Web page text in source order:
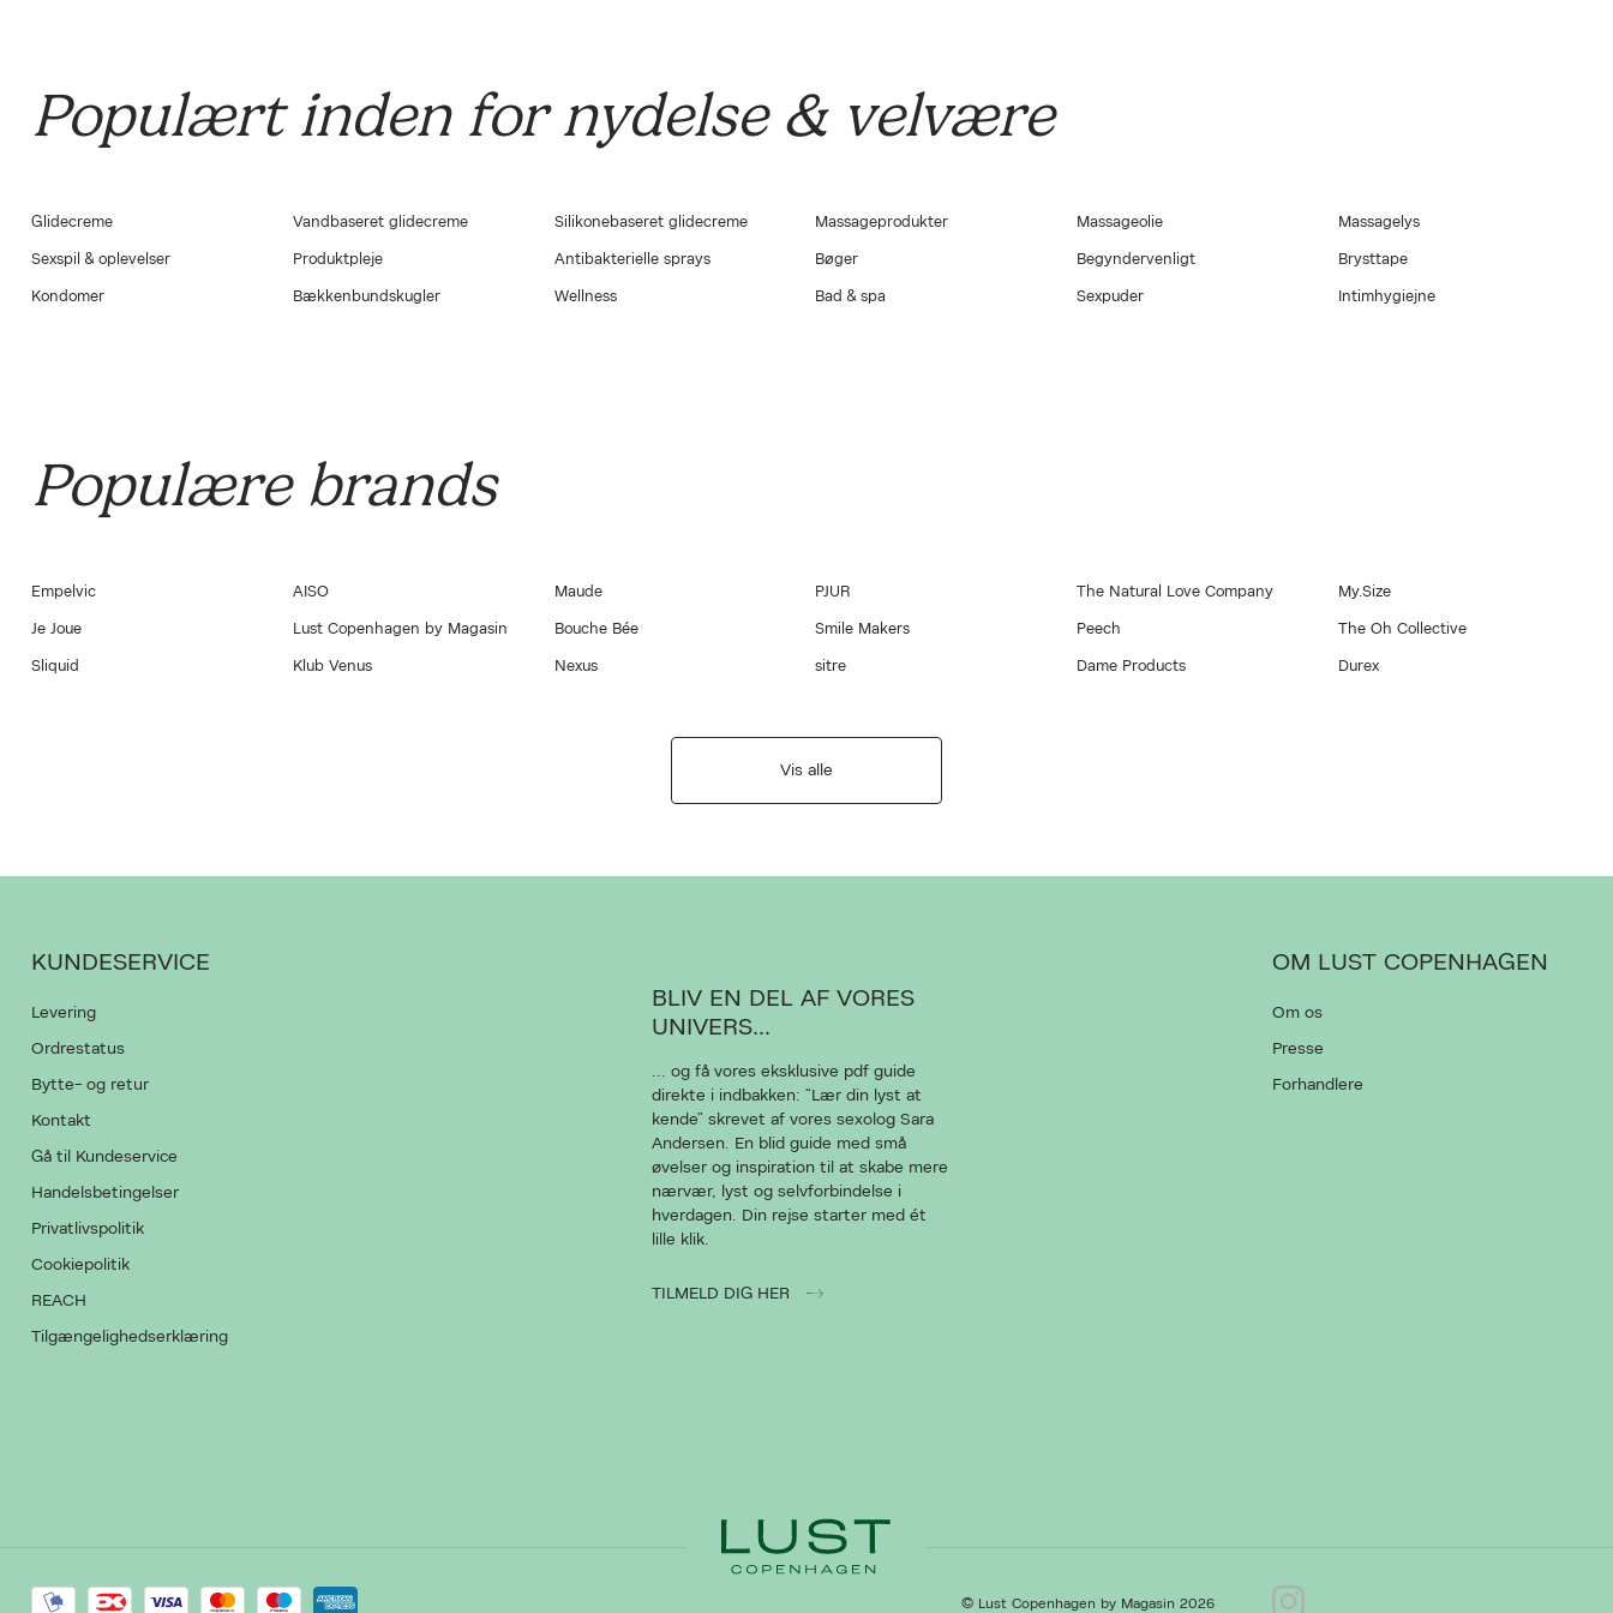
Populært inden for nydelse & velvære
Glidecreme Vandbaseret glidecreme Silikonebaseret glidecreme Massageprodukter Massageolie Massagelys
Sexspil & oplevelser Produktpleje Antibakterielle sprays Bøger Begyndervenligt Brysttape
Kondomer Bækkenbundskugler Wellness Bad & spa Sexpuder Intimhygiejne
Populære brands
Empelvic AISO Maude PJUR The Natural Love Company My.Size
Je Joue Lust Copenhagen by Magasin Bouche Bée Smile Makers Peech The Oh Collective
Sliquid Klub Venus Nexus sitre Dame Products Durex
Vis alle
KUNDESERVICE
Levering
Ordrestatus
Bytte- og retur
Kontakt
Gå til Kundeservice
Handelsbetingelser
Privatlivspolitik
Cookiepolitik
REACH
Tilgængelighedserklæring
BLIV EN DEL AF VORES
UNIVERS...
... og få vores eksklusive pdf guide
direkte i indbakken: “Lær din lyst at
kende” skrevet af vores sexolog Sara
Andersen. En blid guide med små
øvelser og inspiration til at skabe mere
nærvær, lyst og selvforbindelse i
hverdagen. Din rejse starter med ét
lille klik.
TILMELD DIG HER
OM LUST COPENHAGEN
Om os
Presse
Forhandlere
© Lust Copenhagen by Magasin 2026